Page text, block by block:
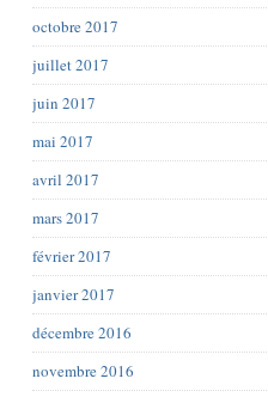
octobre 2017
juillet 2017
juin 2017
mai 2017
avril 2017
mars 2017
février 2017
janvier 2017
décembre 2016
novembre 2016